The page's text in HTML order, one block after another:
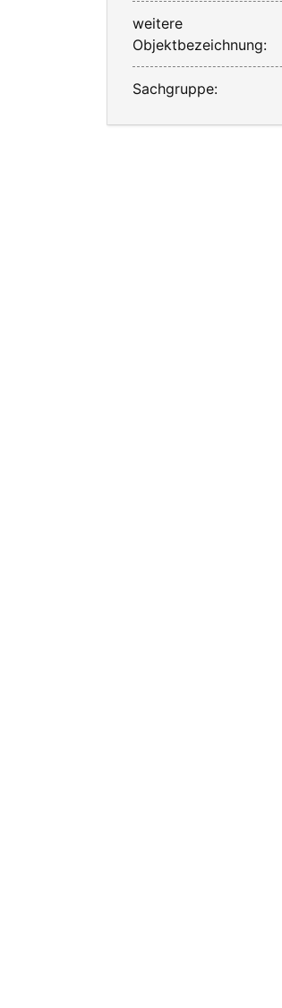
weitere
Objektbezeichnung:
Sachgruppe: